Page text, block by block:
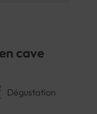
cave
Dégustation